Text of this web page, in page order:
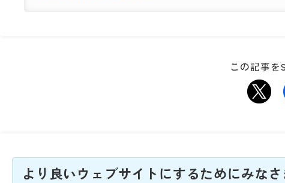
この記事を
より良いウェブサイトにするためにみな